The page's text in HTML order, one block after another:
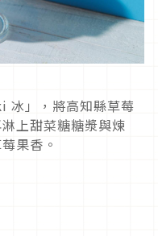
冰」，將高知縣草莓
上甜菜糖糖漿與煉
果香。